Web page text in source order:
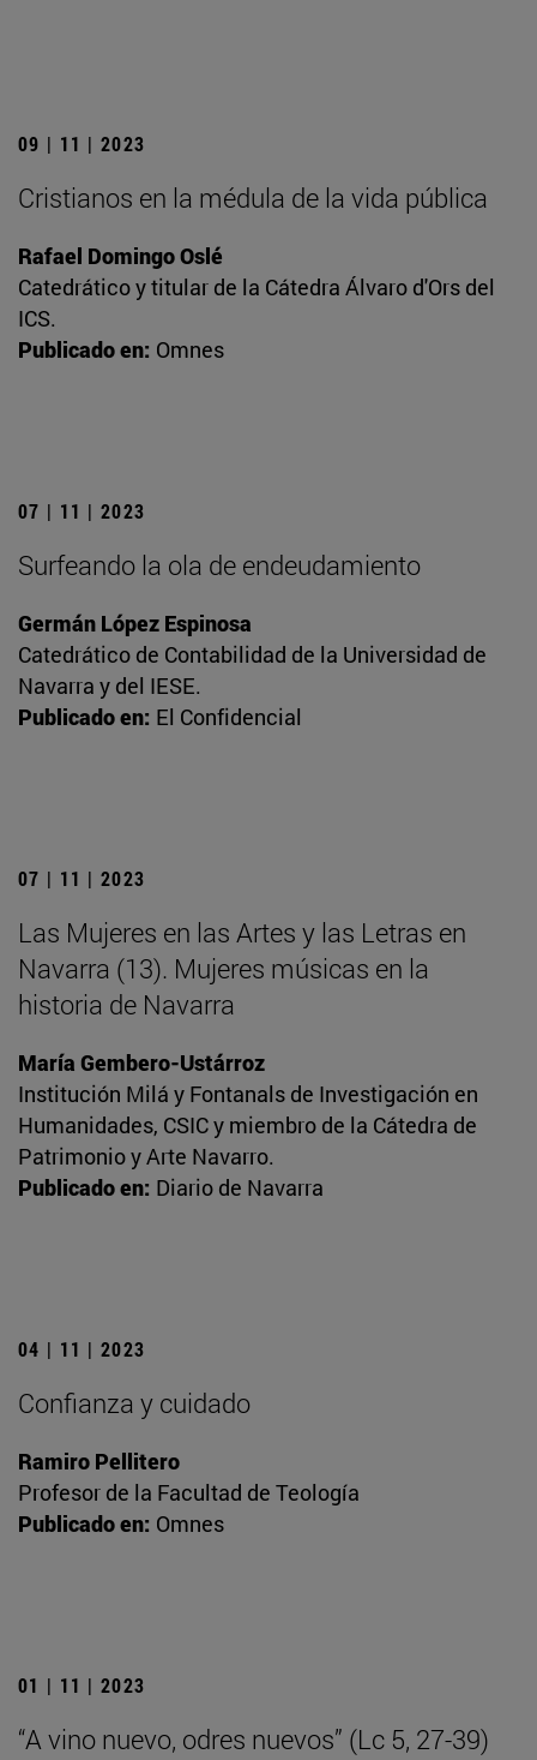
09 | 11 | 2023
Cristianos en la médula de la vida pública
Rafael Domingo Oslé
Catedrático y titular de la Cátedra Álvaro d'Ors del
ICS.
Publicado en: Omnes
07 | 11 | 2023
Surfeando la ola de endeudamiento
Germán López Espinosa
Catedrático de Contabilidad de la Universidad de
Navarra y del IESE.
Publicado en: El Confidencial
07 | 11 | 2023
Las Mujeres en las Artes y las Letras en
Navarra (13). Mujeres músicas en la
historia de Navarra
María Gembero-Ustárroz
Institución Milá y Fontanals de Investigación en
Humanidades, CSIC y miembro de la Cátedra de
Patrimonio y Arte Navarro.
Publicado en: Diario de Navarra
04 | 11 | 2023
Confianza y cuidado
Ramiro Pellitero
Profesor de la Facultad de Teología
Publicado en: Omnes
01 | 11 | 2023
“A vino nuevo, odres nuevos” (Lc 5, 27-39)